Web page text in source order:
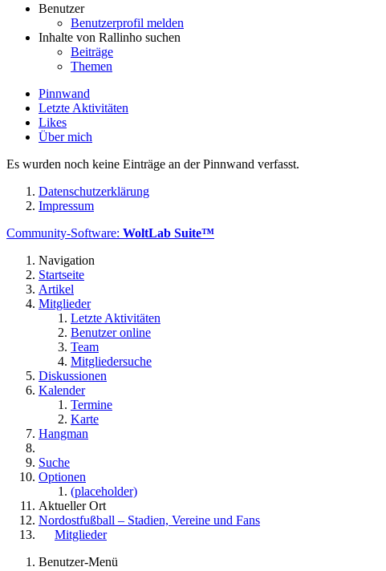
Benutzer
Benutzerprofil melden
Inhalte von Rallinho suchen
Beiträge
Themen
Pinnwand
Letzte Aktivitäten
Likes
Über mich
Es wurden noch keine Einträge an der Pinnwand verfasst.
Datenschutzerklärung
Impressum
Community-Software: WoltLab Suite™
Navigation
Startseite
Artikel
Mitglieder
Letzte Aktivitäten
Benutzer online
Team
Mitgliedersuche
Diskussionen
Kalender
Termine
Karte
Hangman
Suche
Optionen
(placeholder)
Aktueller Ort
Nordostfußball – Stadien, Vereine und Fans
Mitglieder
Benutzer-Menü